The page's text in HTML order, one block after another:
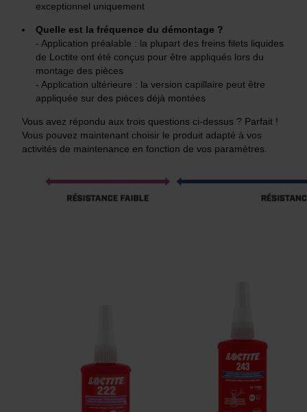
exceptionnel uniquement
Quelle est la fréquence du démontage ?
- Application préalable : la plupart des freins filets liquides
de Loctite ont été conçus pour être appliqués lors du
montage des pièces
- Application ultérieure : la version capillaire peut être
appliquée sur des pièces déjà montées
Vous avez répondu aux trois questions ci-dessus ? Parfait !
Vous pouvez maintenant choisir le produit adapté à vos
activités de maintenance en fonction de vos paramètres.